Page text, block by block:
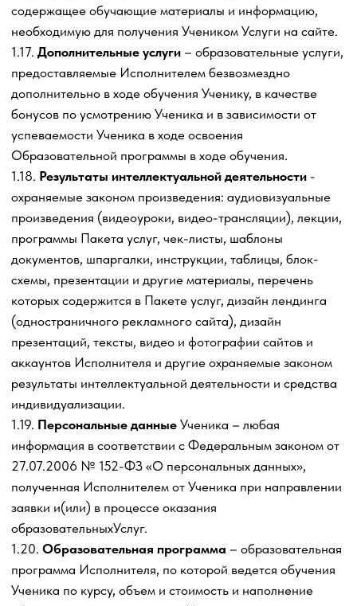
заказе образовательных Услуг не распространяется
действие Федерального Закона «О защите прав
потребителей» № 2003-1 от 07.02.1992 г.
Совершая действия по акцепту настоящего публичного
Договора-оферты, Ученик подтверждает свою
правомерность, полномочия, дееспособность,
достижение возраста 18 лет, а также законное право
вступать в договорные отношения с Исполнителем.
2.3. Договор-оферта не требует скрепления печатями и/
или подписания Учеником и Исполнителем (далее по
тексту - «Стороны»), сохраняя при этом полную
юридическую силу.
3. Предмет оферты
3.1. Исполнитель обязуется лично либо силами
привлеченных третьих лиц оказать Ученику
образовательные Услуги в рамках выбранного Учеником
Тарифа и Пакета услуг по Образовательной программе,
а Ученик обязуется принять и оплатить эти
настоящего Договора-оферты и выбранного Учеником
Тарифа, и Пакета услуг
по Образовательной программе.
3.2. Полный перечень Пакетов услуг, их стоимости,
тематики, содержания, времени, сроков и порядка
проведения размещен в соответствующем разделе
Сайта. Ученик самостоятельно знакомится с графиком и
содержанием Пакета услуг на Сайте и несет
ответственность за соблюдение сроков прохождения
Модулей, выполнения заданий и других действий,
связанных с оказанием Исполнителем образовательных
Услуг Ученику. Пакет услуг включает также
самостоятельную работу Ученика.
3.3. Образовательных
Услуги оказываются Ученику
либо третьему лицу, в пользу которого Ученик заключил
настоящий договор (также - Ученик) и внес стоимость
Услуг.Услуги оказываются путем предоставления
доступа к Обучающим материалам по обучению и
заданиям дляУченика на Платформе.Исполнитель
также может организовать обратную связь для Ученика
в форме письменных и устных ответов на вопросы
Ученика в одном из Мессенджеров, иную